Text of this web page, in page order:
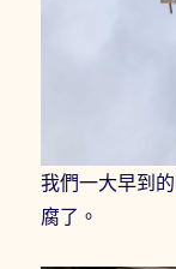
我們一大早到
腐了。